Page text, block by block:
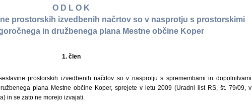
O D L O K
prostorskih izvedbenih načrtov so v nasprotju s prostorskimi
in družbenega plana Mestne občine Koper
1. člen
prostorskih izvedbenih načrtov so v nasprotju s spremembami in dopolnitvami
plana Mestne občine Koper, sprejete v letu 2009 (Uradni list RS, št. 79/09, v
in se zato ne morejo izvajati.